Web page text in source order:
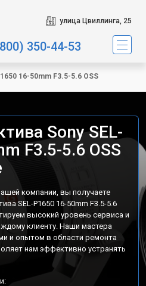
улица Цвиллинга, 25
350-44-53
16-50mm F3.5-5.6 OSS
Sony SEL-
F3.5-5.6 OSS
компании, вы получаете
SEL-P1650 16-50mm F3.5-5.6
высокий уровень сервиса и
клиенту. Наши мастера
и опытом в области ремонта
нам эффективно устранять